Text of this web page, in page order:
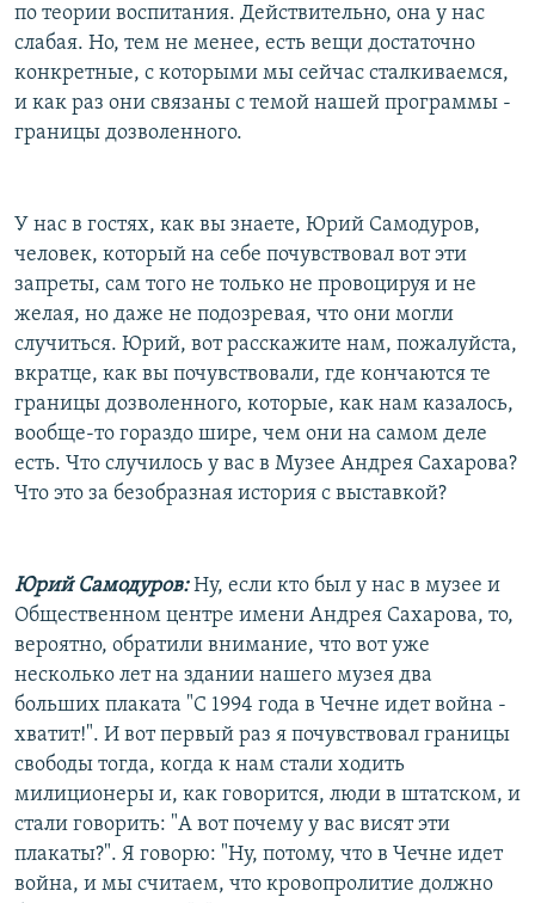
по теории воспитания. Действительно, она у нас
слабая. Но, тем не менее, есть вещи достаточно
конкретные, с которыми мы сейчас сталкиваемся,
и как раз они связаны с темой нашей программы -
границы дозволенного.
У нас в гостях, как вы знаете, Юрий Самодуров,
человек, который на себе почувствовал вот эти
запреты, сам того не только не провоцируя и не
желая, но даже не подозревая, что они могли
случиться. Юрий, вот расскажите нам, пожалуйста,
вкратце, как вы почувствовали, где кончаются те
границы дозволенного, которые, как нам казалось,
вообще-то гораздо шире, чем они на самом деле
есть. Что случилось у вас в Музее Андрея Сахарова?
Что это за безобразная история с выставкой?
Юрий Самодуров:Ну, если кто был у нас в музее и
Общественном центре имени Андрея Сахарова, то,
вероятно, обратили внимание, что вот уже
несколько лет на здании нашего музея два
больших плаката "С 1994 года в Чечне идет война -
хватит!". И вот первый раз я почувствовал границы
свободы тогда, когда к нам стали ходить
милиционеры и, как говорится, люди в штатском, и
стали говорить: "А вот почему у вас висят эти
плакаты?". Я говорю: "Ну, потому, что в Чечне идет
война, и мы считаем, что кровопролитие должно